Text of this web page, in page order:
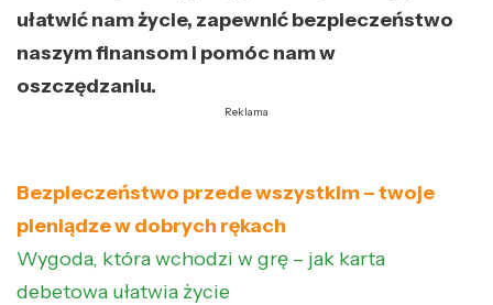
ułatwić nam życie, zapewnić bezpieczeństwo
naszym finansom i pomóc nam w
oszczędzaniu.
Reklama
Bezpieczeństwo przede wszystkim – twoje
pieniądze w dobrych rękach
Wygoda, która wchodzi w grę – jak karta
debetowa ułatwia życie